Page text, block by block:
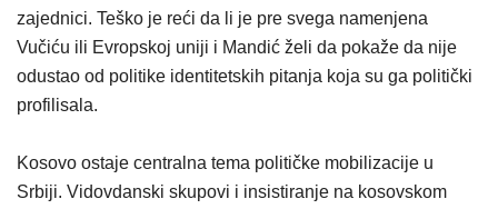
zajednici. Teško je reći da li je pre svega namenjena
Vučiću ili Evropskoj uniji i Mandić želi da pokaže da nije
odustao od politike identitetskih pitanja koja su ga politički
profilisala.
Kosovo ostaje centralna tema političke mobilizacije u
Srbiji. Vidovdanski skupovi i insistiranje na kosovskom